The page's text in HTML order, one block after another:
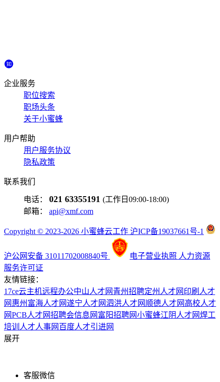
企业服务
职位搜索
职场头条
关于小蜜蜂
用户帮助
用户服务协议
隐私政策
联系我们
电话： 021 63355191 (工作日09:00-18:00)
邮箱： api@xmf.com
Copyright © 2023-2026 小蜜蜂云工作 沪ICP备19037661号-1
沪公网安备 31011702008840号 电子营业执照 人力资源
服务许可证
友情链接：
17ce云主机远程办公中山人才网 青州招聘定州人才网 印刷人才
网 惠州富海人才网遂宁人才网泗洪人才网 顺德人才网 高校人才
网PCB人才网招聘会信息网 富阳招聘网小蜜蜂江阴人才网焊工
培训 人才人事网 百度人才引进网
展开
客服微信